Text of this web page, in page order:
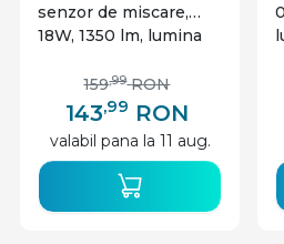
senzor de miscare,
18W, 1350 lm, lumina
Lumen
143,99 RON
159,99 RON
valabil pana la 11 aug.